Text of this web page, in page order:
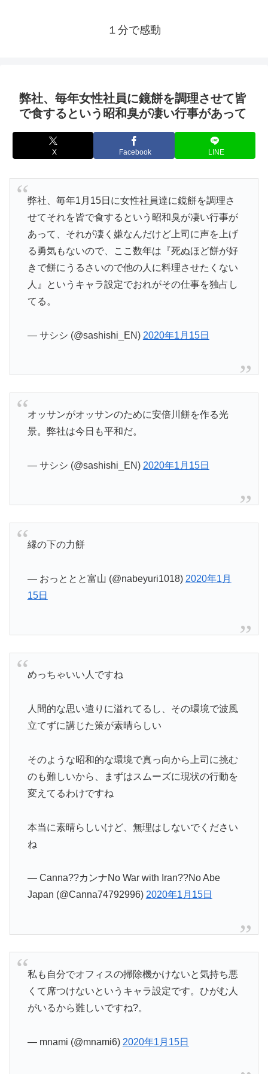
１分で感動
弊社、毎年女性社員に鏡餅を調理させて皆
で食するという昭和臭が凄い行事があって
X Facebook LINE
弊社、毎年1月15日に女性社員達に鏡餅を調理さ
せてそれを皆で食するという昭和臭が凄い行事が
あって、それが凄く嫌なんだけど上司に声を上げ
る勇気もないので、ここ数年は『死ぬほど餅が好
きで餅にうるさいので他の人に料理させたくない
人』というキャラ設定でおれがその仕事を独占し
てる。
— サシシ (@sashishi_EN) 2020年1月15日
オッサンがオッサンのために安倍川餅を作る光
景。弊社は今日も平和だ。
— サシシ (@sashishi_EN) 2020年1月15日
縁の下の力餅
— おっととと富山 (@nabeyuri1018) 2020年1月
15日
めっちゃいい人ですね
人間的な思い遣りに溢れてるし、その環境で波風
立てずに講じた策が素晴らしい
そのような昭和的な環境で真っ向から上司に挑む
のも難しいから、まずはスムーズに現状の行動を
変えてるわけですね
本当に素晴らしいけど、無理はしないでください
ね
— Canna??カンナNo War with Iran??No Abe
Japan (@Canna74792996) 2020年1月15日
私も自分でオフィスの掃除機かけないと気持ち悪
くて席つけないというキャラ設定です。ひがむ人
がいるから難しいですね?。
— mnami (@mnami6) 2020年1月15日